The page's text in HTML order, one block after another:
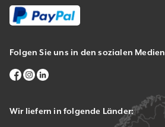
Folgen Sie uns in den sozialen Medien
Wir liefern in folgende Länder: